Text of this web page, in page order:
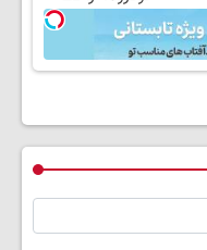
بفروش